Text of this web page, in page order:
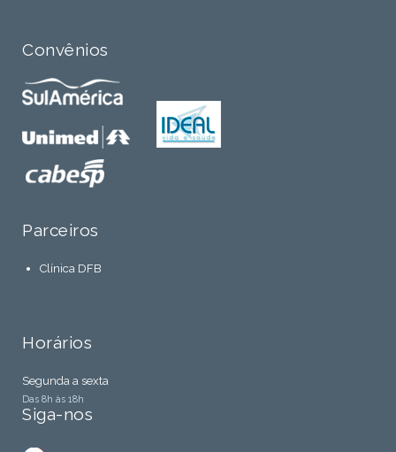
Convênios
Parceiros
Clínica DFB
Horários
Segunda a sexta
Das 8h às 18h
Siga-nos